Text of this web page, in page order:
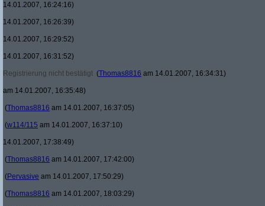
14.01.2007, 16:24:16)
14.01.2007, 16:26:39)
14.01.2007, 16:29:52)
14.01.2007, 16:31:52)
Registrierung nicht bestätigt (Thomas8816 am 14.01.2007, 16:34:31)
am 14.01.2007, 16:35:48)
(Thomas8816 am 14.01.2007, 16:37:05)
(w114/115 am 14.01.2007, 16:37:10)
14.01.2007, 17:38:49)
(Thomas8816 am 14.01.2007, 17:42:00)
(Pervasive am 14.01.2007, 17:50:29)
(Thomas8816 am 14.01.2007, 18:03:29)